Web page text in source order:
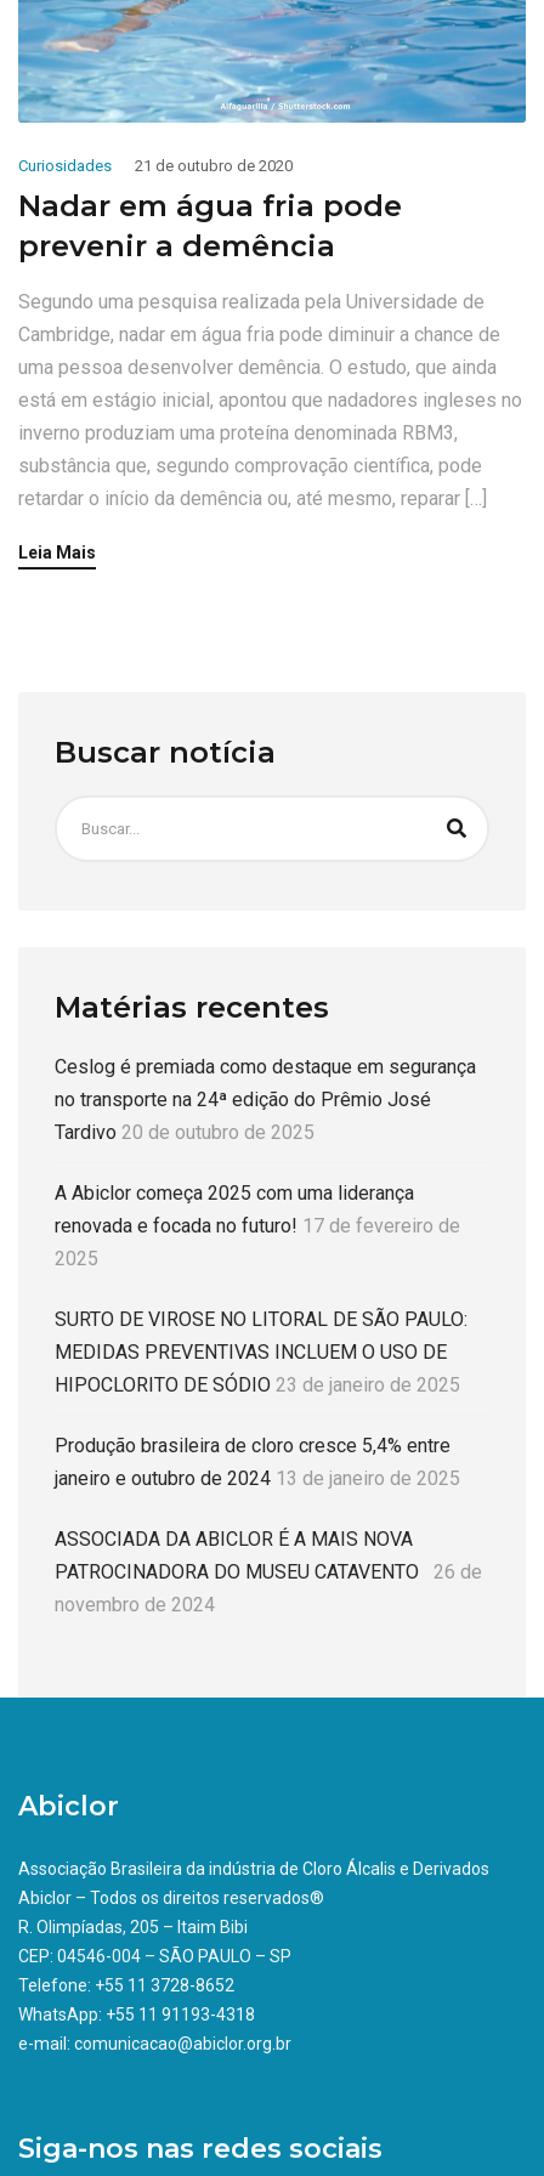
Curiosidades 21 de outubro de 2020
Nadar em água fria pode
prevenir a demência
Segundo uma pesquisa realizada pela Universidade de
Cambridge, nadar em água fria pode diminuir a chance de
uma pessoa desenvolver demência. O estudo, que ainda
está em estágio inicial, apontou que nadadores ingleses no
inverno produziam uma proteína denominada RBM3,
substância que, segundo comprovação científica, pode
retardar o início da demência ou, até mesmo, reparar […]
Leia Mais
Buscar notícia
Matérias recentes
Ceslog é premiada como destaque em segurança
no transporte na 24ª edição do Prêmio José
Tardivo 20 de outubro de 2025
A Abiclor começa 2025 com uma liderança
renovada e focada no futuro! 17 de fevereiro de
2025
SURTO DE VIROSE NO LITORAL DE SÃO PAULO:
MEDIDAS PREVENTIVAS INCLUEM O USO DE
HIPOCLORITO DE SÓDIO 23 de janeiro de 2025
Produção brasileira de cloro cresce 5,4% entre
janeiro e outubro de 2024 13 de janeiro de 2025
ASSOCIADA DA ABICLOR É A MAIS NOVA
PATROCINADORA DO MUSEU CATAVENTO
26 de
novembro de 2024
Abiclor
Associação Brasileira da indústria de Cloro Álcalis e Derivados
Abiclor – Todos os direitos reservados®
R. Olimpíadas, 205 – Itaim Bibi
CEP: 04546-004 – SÃO PAULO – SP
Telefone: +55 11 3728-8652
WhatsApp: +55 11 91193-4318
e-mail: comunicacao@abiclor.org.br
Siga-nos nas redes sociais